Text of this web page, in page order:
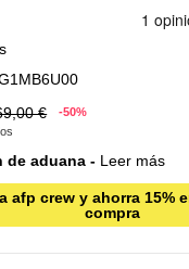
€
-50%
de aduana - Leer más
afp crew y ahorra 15%
compra